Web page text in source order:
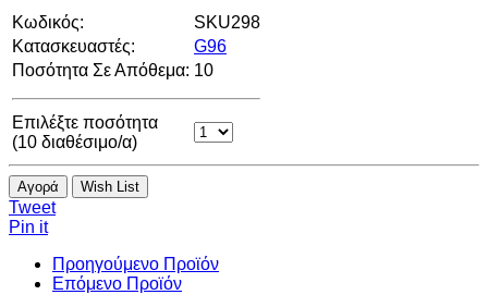
Κωδικός:
SKU298
Κατασκευαστές:
G96
Ποσότητα Σε Απόθεμα: 10
Επιλέξτε ποσότητα
(10 διαθέσιμο/α)
Αγορά Wish List
Tweet
Pin it
Προηγούμενο Προϊόν
Επόμενο Προϊόν